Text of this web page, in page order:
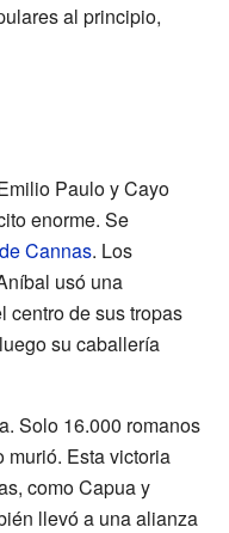
al principio,
Paulo y Cayo
enorme. Se
Cannas. Los
usó una
centro de sus tropas
su caballería
Solo 16.000 romanos
Esta victoria
como Capua y
llevó a una alianza